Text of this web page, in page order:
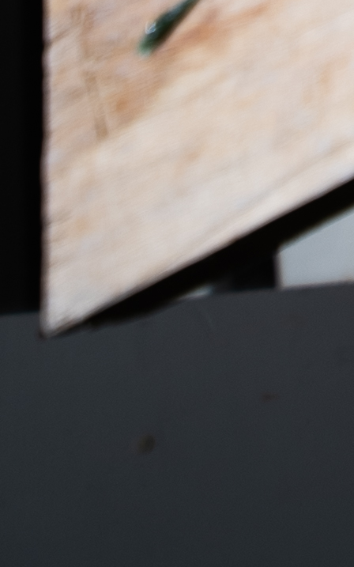
La collection Animaze devient chaises, tables, consoles,
poufs et même cheval à bascule. Avec elle, il est simple
de se divertir, d’interagir, de rêver et de donner libre
cours à sa créativité comme par exemple en imaginant
des histoires, des connexions et en éveillant de nouvelles